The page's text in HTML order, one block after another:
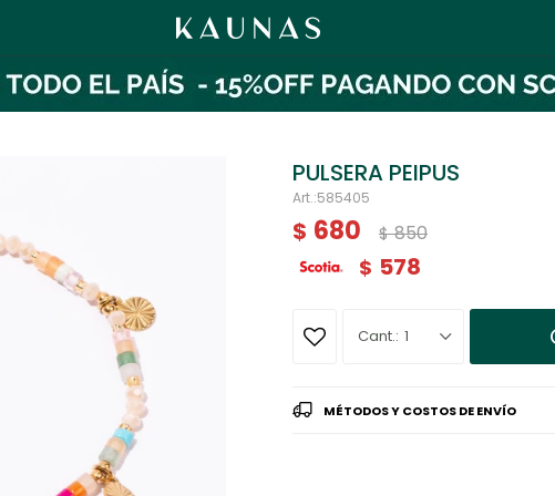
PULSERA PEIPUS
585405
$ 680 $ 850
$ 578
1
MÉTODOS Y COSTOS DE ENVÍO